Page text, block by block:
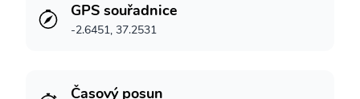
GPS souřadnice
-2.6451, 37.2531
Časový posun